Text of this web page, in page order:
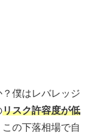
僕はレバレッジ
リスク許容度が低
この下落相場で自